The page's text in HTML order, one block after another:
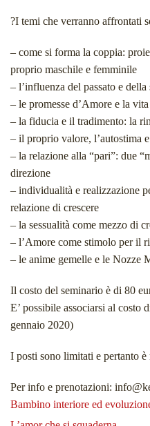
?I temi che verranno affrontati
– come si forma la coppia:
proprio maschile e femminile
– l’influenza del passato e
– le promesse d’Amore e la
– la fiducia e il tradimento: la
– il proprio valore, l’autostima e
– la relazione alla “pari”: due
direzione
– individualità e realizzazione
relazione di crescere
– la sessualità come mezzo di
– l’Amore come stimolo per il
– le anime gemelle e le Nozze
Il costo del seminario è di 80
E’ possibile associarsi al costo
gennaio 2020)
I posti sono limitati e pertanto è
Per info e prenotazioni:
Bambino interiore ed